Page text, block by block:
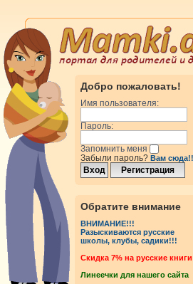
Добро пожаловать!
Имя пользователя:
Пароль:
Запомнить меня
Забыли пароль? Вам сюда!!
Обратите внимание
ВНИМАНИЕ!!!
Разыскиваются русские
школы, клубы, садики!!!
Cкидка 7% на русские книги
Линеечки для нашего сайта